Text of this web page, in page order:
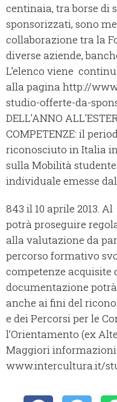
centinaia, tra borse di
sponsorizzati, sono
collaborazione tra la
diverse aziende,
L’elenco viene
alla pagina http://
studio-offerte-da-
DELL'ANNO
COMPETENZE: il
riconosciuto in Italia
sulla Mobilità
individuale emesse
843 il 10 aprile 2013.
potrà proseguire
alla valutazione da
percorso formativo
competenze acquisite
documentazione
anche ai fini del
e dei Percorsi per le
l’Orientamento (ex
Maggiori
www.intercultura.it/